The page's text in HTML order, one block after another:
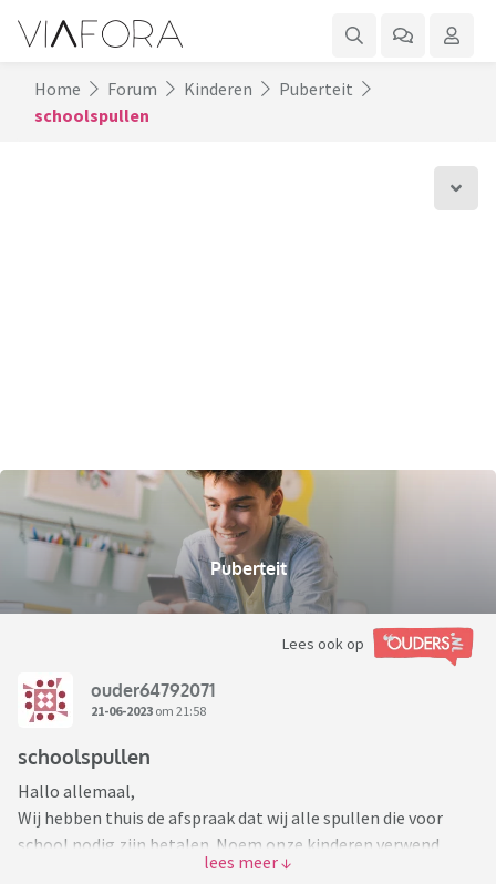
Home Forum Kinderen
Puberteit
schoolspullen
Puberteit
Lees ook op
ouder64792071
21-06-2023 om 21:58
schoolspullen
Hallo allemaal,
Wij hebben thuis de afspraak dat wij alle spullen die voor
school nodig zijn betalen. Noem onze kinderen verwend,
maar verder moeten ze alles zelf betalen met een niet